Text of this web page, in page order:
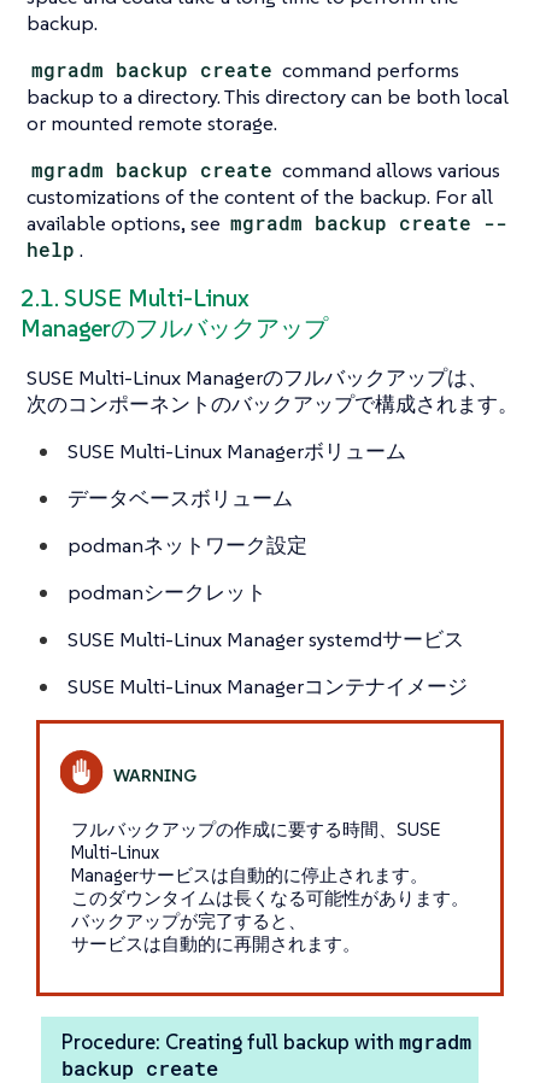
backup.
mgradm backup create command performs
backup to a directory. This directory can be both local
or mounted remote storage.
mgradm backup create command allows various
customizations of the content of the backup. For all
available options, see mgradm backup create --
help .
2.1. SUSE Multi-Linux
Managerのフルバックアップ
SUSE Multi-Linux Managerのフルバックアップは、
次のコンポーネントのバックアップで構成されます。
SUSE Multi-Linux Managerボリューム
データベースボリューム
podmanネットワーク設定
podmanシークレット
SUSE Multi-Linux Manager systemdサービス
SUSE Multi-Linux Managerコンテナイメージ
フルバックアップの作成に要する時間、SUSE
Multi-Linux
Managerサービスは自動的に停止されます。
このダウンタイムは長くなる可能性があります。
バックアップが完了すると、
サービスは自動的に再開されます。
Procedure: Creating full backup with mgradm
backup create